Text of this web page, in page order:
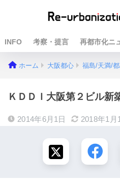
INFO 考察・提言 再都市化ニ
ホーム 大阪都心 福島/天満/
ＫＤＤＩ大阪第２ビル新
2014年6月1日 2018年1月